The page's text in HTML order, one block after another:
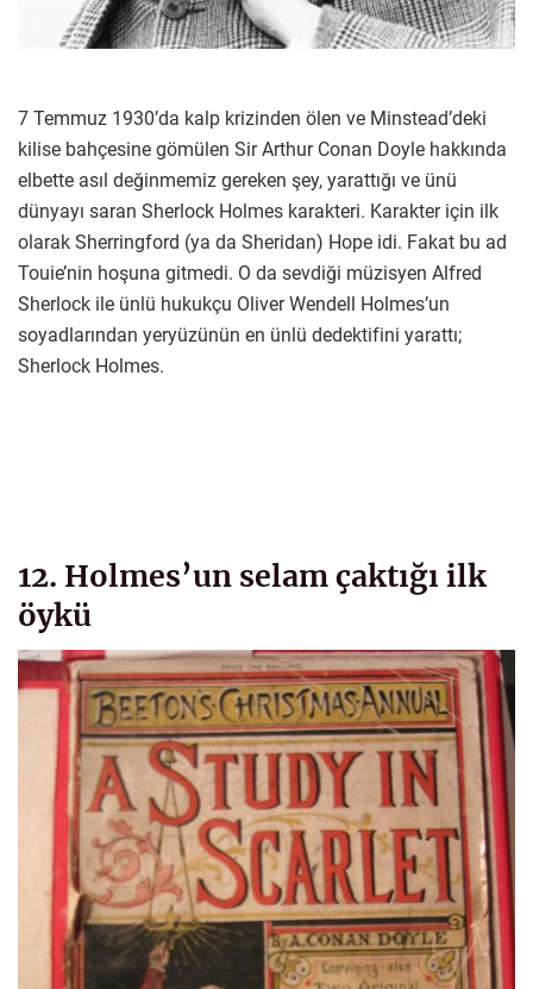
7 Temmuz 1930’da kalp krizinden ölen ve Minstead’deki
kilise bahçesine gömülen Sir Arthur Conan Doyle hakkında
elbette asıl değinmemiz gereken şey, yarattığı ve ünü
dünyayı saran Sherlock Holmes karakteri. Karakter için ilk
olarak Sherringford (ya da Sheridan) Hope idi. Fakat bu ad
Touie’nin hoşuna gitmedi. O da sevdiği müzisyen Alfred
Sherlock ile ünlü hukukçu Oliver Wendell Holmes’un
soyadlarından yeryüzünün en ünlü dedektifini yarattı;
Sherlock Holmes.
12. Holmes’un selam çaktığı ilk
öykü